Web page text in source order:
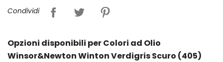
Condividi
Opzioni disponibili per Colori ad Olio
Winsor&Newton Winton Verdigris Scuro (405)